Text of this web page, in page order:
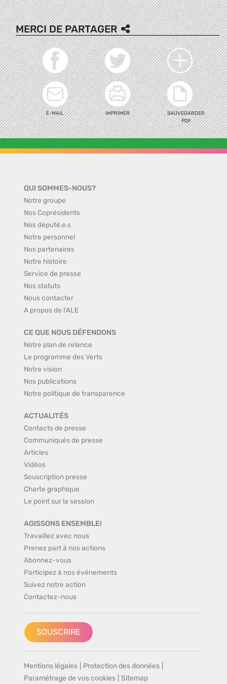
MERCI DE PARTAGER
E-MAIL IMPRIMER
SAUVEGARDER
PDF
QUI SOMMES-NOUS?
Notre groupe
Nos Coprésidents
Nos député.e.s
Notre personnel
Nos partenaires
Notre histoire
Service de presse
Nos statuts
Nous contacter
A propos de l'ALE
CE QUE NOUS DÉFENDONS
Notre plan de relance
Le programme des Verts
Notre vision
Nos publications
Notre politique de transparence
ACTUALITÉS
Contacts de presse
Communiqués de presse
Articles
Vidéos
Souscription presse
Charte graphique
Le point sur la session
AGISSONS ENSEMBLE!
Travaillez avec nous
Prenez part à nos actions
Abonnez-vous
Participez à nos événements
Suivez notre action
Contactez-nous
SOUSCRIRE
Mentions légales Protection des données
Paramétrage de vos cookies
Sitemap